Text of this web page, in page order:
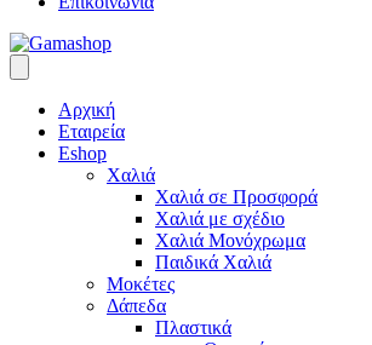
Αρχική
Εταιρεία
Eshop
Χαλιά
Χαλιά σε Προσφορά
Χαλιά με σχέδιο
Χαλιά Μονόχρωμα
Παιδικά Χαλιά
Μοκέτες
Δάπεδα
Πλαστικά